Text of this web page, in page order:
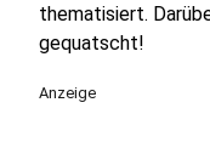
thematisiert.
gequatscht!
Anzeige